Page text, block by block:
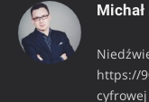
https://